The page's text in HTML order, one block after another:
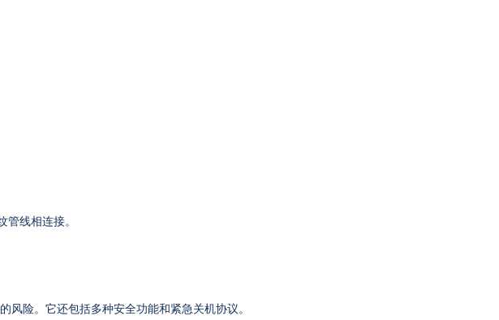
管线相连接。
风险。它还包括多种安全功能和紧急关机协议。